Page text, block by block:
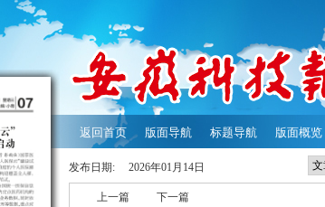
返回首页 版面导航 标题导航 版面概览
发布日期: 2026年01月14日
上一篇 下一篇